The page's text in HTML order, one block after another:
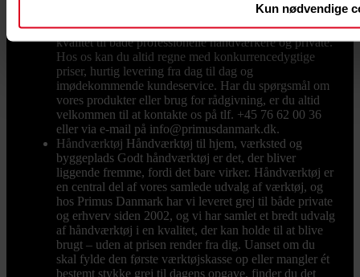
Kun nødvendige
passer til dit budget. Lynhurtig levering og venlig
service Hos PrimusDanmark tilbyder vi værktøj af høj
kvalitet til både professionelle håndværkere og private.
Hos os kan du altid regne med konkurrencedygtige
priser, hurtig levering fra dag til dag og
imødekommende kundeservice. Har du spørgsmål om
vores produkter eller brug for rådgivning, er du altid
velkommen til at kontakte os på tlf. +45 76 62 00 36
eller via e-mail på info@primusdanmark.dk.
Håndværktøj Håndværktøj til hjem, værksted og
byggeplads Godt håndværktøj er det, der bliver
liggende fremme, fordi det bare virker. Håndværktøj er
en central del af vores samlede udvalg af værktøj, og
hos Primus Danmark har vi leveret grej til både private
og erhverv siden 2002, og vi har samlet et bredt udvalg
af håndværktøj i en kvalitet, der kan holde til at blive
brugt – uden at prisen render fra dig. Uanset om du
skal fylde den første værktøjskasse op eller mangler ét
bestemt stykke grej til dagens opgave, finder du det